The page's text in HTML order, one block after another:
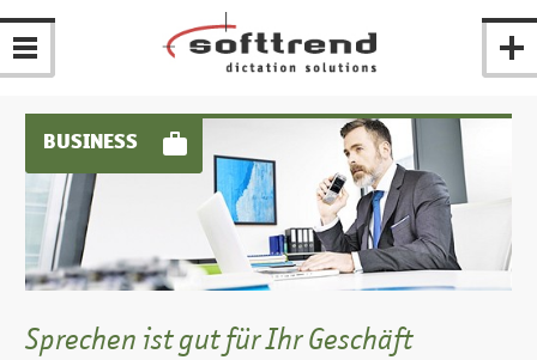
BUSINESS
Sprechen ist gut für Ihr Geschäft